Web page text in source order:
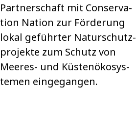
Part­ner­schaft mit Con­ser­va­
tion Nation zur För­de­rung
lokal geführ­ter Natur­schutz­
pro­jekte zum Schutz von
Mee­res- und Küs­ten­öko­sys­
te­men ein­ge­gan­gen.